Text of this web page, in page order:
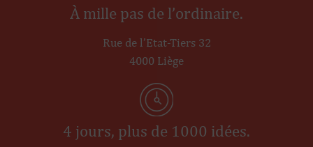
Cookies
À mille pas de l’ordinaire.
Rue de l’Etat-Tiers 32
4000 Liège
4 jours, plus de 1000 idées.